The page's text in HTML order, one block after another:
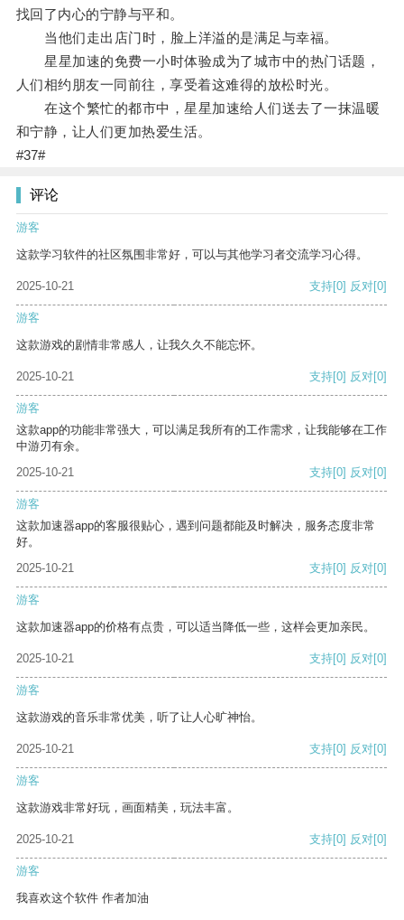
找回了内心的宁静与平和。
当他们走出店门时，脸上洋溢的是满足与幸福。
星星加速的免费一小时体验成为了城市中的热门话题，
人们相约朋友一同前往，享受着这难得的放松时光。
在这个繁忙的都市中，星星加速给人们送去了一抹温暖
和宁静，让人们更加热爱生活。
#37#
评论
游客
这款学习软件的社区氛围非常好，可以与其他学习者交流学习心得。
2025-10-21 支持[0] 反对[0]
游客
这款游戏的剧情非常感人，让我久久不能忘怀。
2025-10-21 支持[0] 反对[0]
游客
这款app的功能非常强大，可以满足我所有的工作需求，让我能够在工作
中游刃有余。
2025-10-21
支持[0] 反对[0]
游客
这款加速器app的客服很贴心，遇到问题都能及时解决，服务态度非常
好。
2025-10-21
支持[0] 反对[0]
游客
这款加速器app的价格有点贵，可以适当降低一些，这样会更加亲民。
2025-10-21 支持[0] 反对[0]
游客
这款游戏的音乐非常优美，听了让人心旷神怡。
2025-10-21 支持[0] 反对[0]
游客
这款游戏非常好玩，画面精美，玩法丰富。
2025-10-21 支持[0] 反对[0]
游客
我喜欢这个软件 作者加油